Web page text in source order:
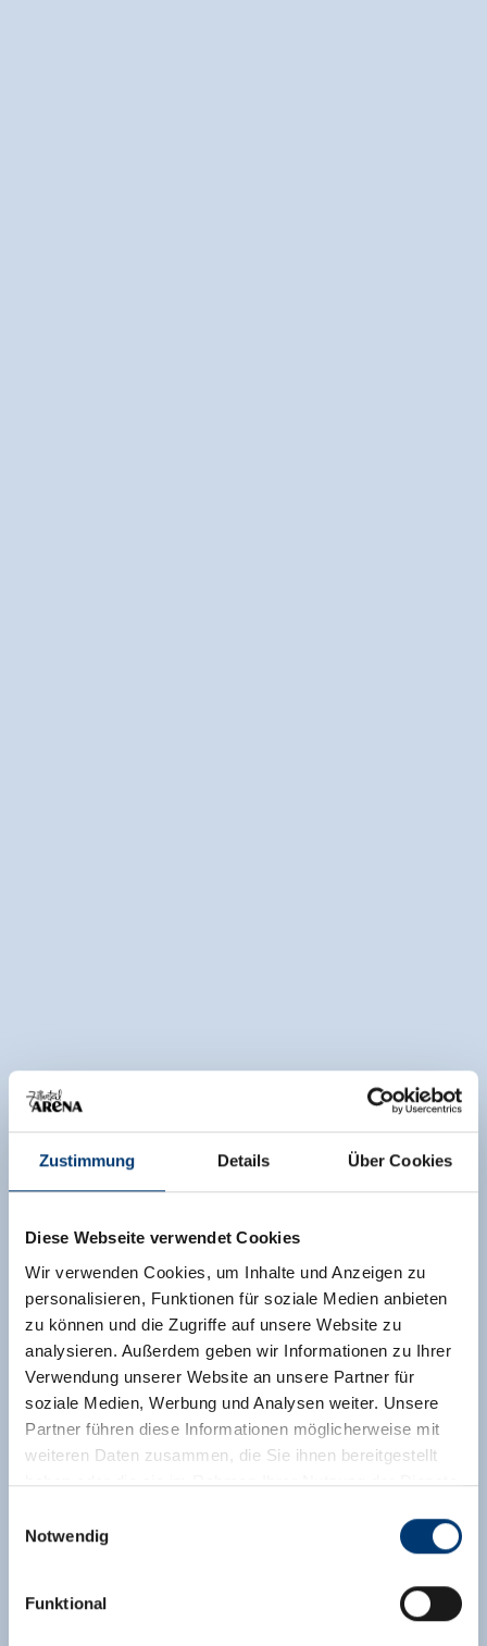
Zustimmung Details Über Cookies
Diese Webseite verwendet Cookies
Wir verwenden Cookies, um Inhalte und Anzeigen zu
personalisieren, Funktionen für soziale Medien anbieten
zu können und die Zugriffe auf unsere Website zu
analysieren. Außerdem geben wir Informationen zu Ihrer
Verwendung unserer Website an unsere Partner für
soziale Medien, Werbung und Analysen weiter. Unsere
Partner führen diese Informationen möglicherweise mit
weiteren Daten zusammen, die Sie ihnen bereitgestellt
haben oder die sie im Rahmen Ihrer Nutzung der Dienste
Rohr 23// A-6280 Zell am Ziller
Notwendig
Funktional